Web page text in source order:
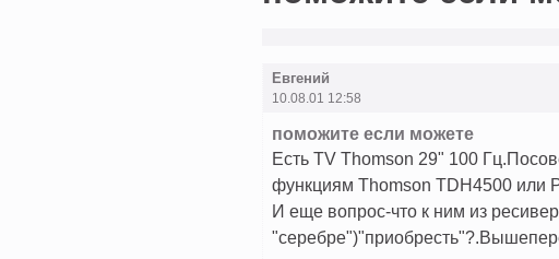
Евгений
10.08.01 12:58
поможите если можете
Есть TV Thomson 29" 100
функциям Тhomson TDH4500 или
И еще вопрос-что к ним из